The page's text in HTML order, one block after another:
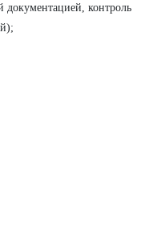
документацией, контроль